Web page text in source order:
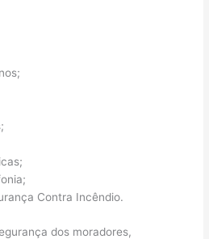
Contra Incêndio.
dos moradores,